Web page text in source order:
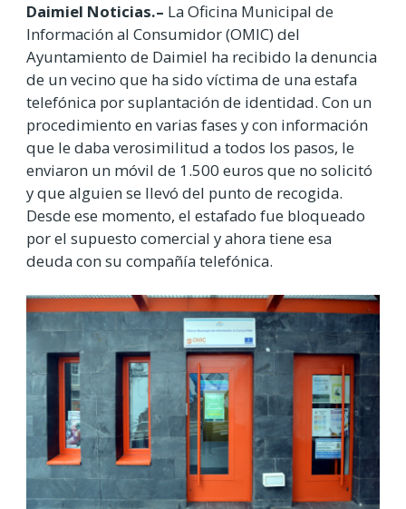
Daimiel Noticias.– La Oficina Municipal de
Información al Consumidor (OMIC) del
Ayuntamiento de Daimiel ha recibido la denuncia
de un vecino que ha sido víctima de una estafa
telefónica por suplantación de identidad. Con un
procedimiento en varias fases y con información
que le daba verosimilitud a todos los pasos, le
enviaron un móvil de 1.500 euros que no solicitó
y que alguien se llevó del punto de recogida.
Desde ese momento, el estafado fue bloqueado
por el supuesto comercial y ahora tiene esa
deuda con su compañía telefónica.